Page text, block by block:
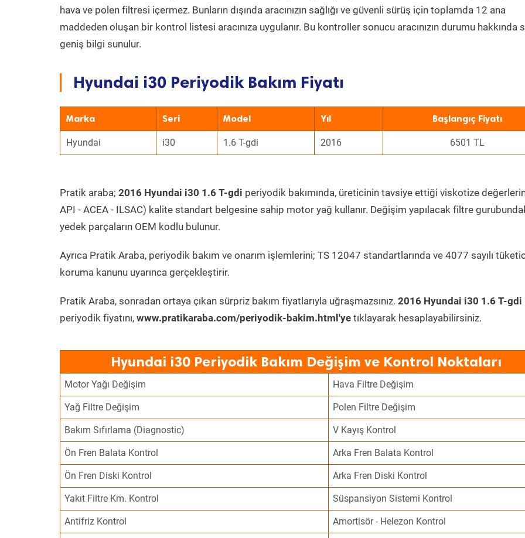
hava ve polen filtresi içermez. Bunların dışında aracınızın sağlığı ve güvenli sürüş için toplamda 12 ana
maddeden oluşan bir kontrol listesi aracınıza uygulanır. Bu kontroller sonucu aracınızın durumu hakkında
geniş bilgi sunulur.
Hyundai i30 Periyodik Bakım Fiyatı
Marka Seri Model Yıl Başlangıç Fiyatı
Hyundai i30 1.6 T-gdi 2016 6501 TL
Pratik araba; 2016 Hyundai i30 1.6 T-gdi periyodik bakımında, üreticinin tavsiye ettiği viskotize
API - ACEA - ILSAC) kalite standart belgesine sahip motor yağ kullanır. Değişim yapılacak filtre
yedek parçaların OEM kodlu bulunur.
Ayrıca Pratik Araba, periyodik bakım ve onarım işlemlerini; TS 12047 standartlarında ve 4077 sayılı
koruma kanunu uyarınca gerçekleştirir.
Pratik Araba, sonradan ortaya çıkan sürpriz bakım fiyatlarıyla uğraşmazsınız. 2016 Hyundai i30 1.6 T-gdi
periyodik fiyatını, www.pratikaraba.com/periyodik-bakim.html'ye tıklayarak hesaplayabilirsiniz.
Hyundai i30 Periyodik Bakım Değişim ve Kontrol Noktaları
Motor Yağı Değişim Hava Filtre Değişim
Yağ Filtre Değişim Polen Filtre Değişim
Bakım Sıfırlama (Diagnostic) V Kayış Kontrol
Ön Fren Balata Kontrol Arka Fren Balata Kontrol
Ön Fren Diski Kontrol Arka Fren Diski Kontrol
Yakıt Filtre Km. Kontrol Süspansiyon Sistemi Kontrol
Antifriz Kontrol Amortisör - Helezon Kontrol